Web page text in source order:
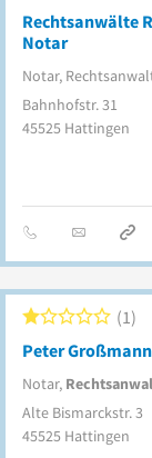
Rechtsanwälte
Notar
Notar,
Bahnhofstr. 31
45525 Hattingen
Peter
Notar,
1
Alte Bismarckstr. 3
45525 Hattingen